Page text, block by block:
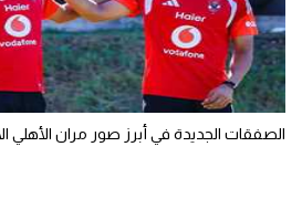
الوطن العربي
في المونديال
رياضة نسائية
الصفقات الجديدة في أبرز صور مران الأهلي